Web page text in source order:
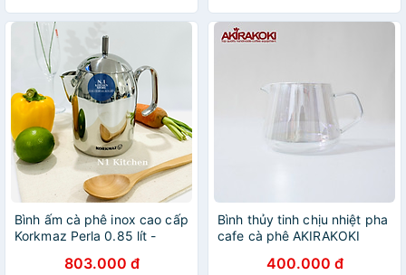
Bình ấm cà phê inox cao cấp
Korkmaz Perla 0.85 lít -
803.000 đ
Bình thủy tinh chịu nhiệt pha
cafe cà phê AKIRAKOKI
400.000 đ